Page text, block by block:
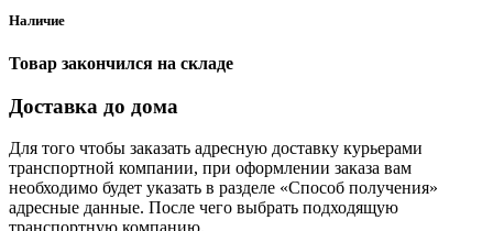
Наличие
Товар закончился на складе
Доставка до дома
Для того чтобы заказать адресную доставку курьерами
транспортной компании, при оформлении заказа вам
необходимо будет указать в разделе «Способ получения»
адресные данные. После чего выбрать подходящую